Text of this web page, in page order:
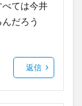
ては今井
だろう
返信